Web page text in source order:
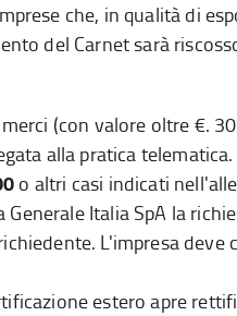
che, in qualità di
del Carnet sarà
(con valore oltre €.
alla pratica telematica.
o altri casi indicati
Italia SpA la
L'impresa deve
esteroapre